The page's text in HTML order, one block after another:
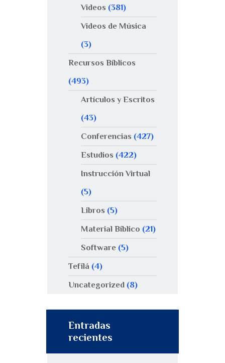
Videos (381)
Videos de Música
(3)
Recursos Bíblicos
(493)
Artículos y Escritos
(43)
Conferencias (427)
Estudios (422)
Instrucción Virtual
(5)
Libros (5)
Material Bíblico (21)
Software(5)
Tefilá (4)
Uncategorized (8)
Entradas
recientes